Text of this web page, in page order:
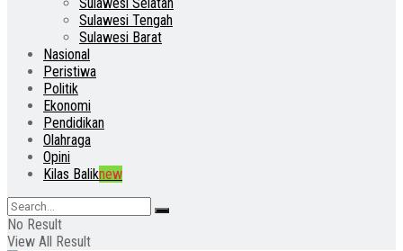
Sulawesi Tengah
Sulawesi Barat
Nasional
Peristiwa
Politik
Ekonomi
Pendidikan
Olahraga
Opini
Kilas Baliknew
No Result
View All Result